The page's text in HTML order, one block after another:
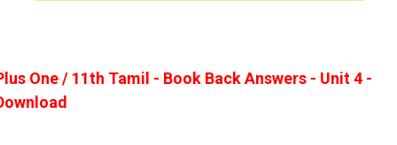
One / 11th Tamil - Book Back Answers - Unit 4 -